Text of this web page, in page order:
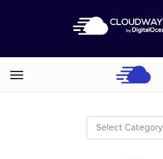
Categories
Select Category